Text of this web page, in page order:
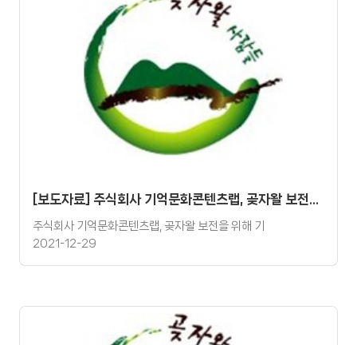
[보도자료] 주식회사 기억문화콘텐츠랩, 곶자왈 보전을 위해 기금 기탁
주식회사 기억문화콘텐츠랩, 곶자왈 보전을 위해 기
2021-12-29